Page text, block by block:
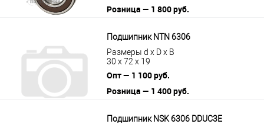
Розница — 1 800 руб.
Подшипник NTN 6306
Размеры d x D x B
30 x 72 x 19
Опт — 1 100 руб.
Розница — 1 400 руб.
Подшипник NSK 6306 DDUC3E